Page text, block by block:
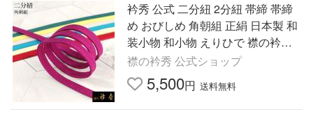
衿秀 公式 二分紐 2分紐 帯締 帯締
め おびしめ 角朝組 正絹 日本製 和
装小物 和小物 えりひで 襟の衿秀 s
p
襟の衿秀 公式ショップ
5,500円 送料無料